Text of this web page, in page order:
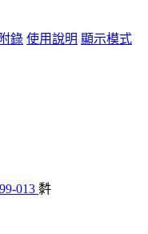
錄 使用說明 顯示模式
䵓